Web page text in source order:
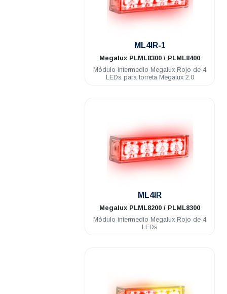
ML4IR-1
Megalux PLML8300 / PLML8400
Módulo intermedio Megalux Rojo de 4
LEDs para torreta Megalux 2.0
ML4IR
Megalux PLML8200 / PLML8300
Módulo intermedio Megalux Rojo de 4
LEDs